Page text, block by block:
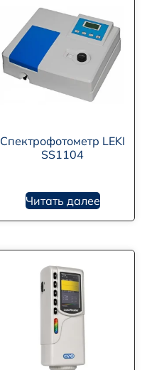
Спектрофотометр LEKI
SS1104
Читать далее